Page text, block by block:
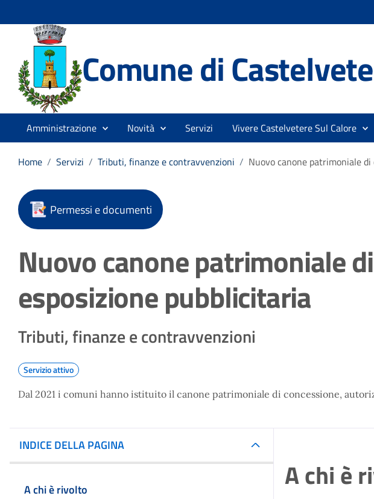
Comune di
Amministrazione Novità Servizi Vivere Castelvetere Sul Calore
Home / Servizi / Tributi, finanze e contravvenzioni / Nuovo canone patrimoniale
Permessi e documenti
Nuovo canone patrimoniale
esposizione pubblicitaria
Tributi, finanze e contravvenzioni
Servizio attivo
Dal 2021 i comuni hanno istituito il canone patrimoniale di concessione,
INDICE DELLA PAGINA
A chi è rivolto
A chi è